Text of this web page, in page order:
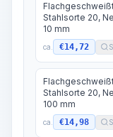
Stahlsorte 20,
10 mm
ca. €14,72
Stahlsorte 20,
100 mm
ca. €14,98